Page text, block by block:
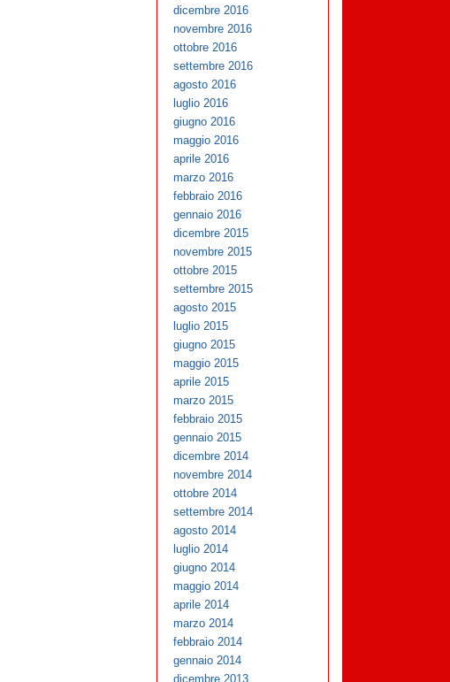
dicembre 2016
novembre 2016
ottobre 2016
settembre 2016
agosto 2016
luglio 2016
giugno 2016
maggio 2016
aprile 2016
marzo 2016
febbraio 2016
gennaio 2016
dicembre 2015
novembre 2015
ottobre 2015
settembre 2015
agosto 2015
luglio 2015
giugno 2015
maggio 2015
aprile 2015
marzo 2015
febbraio 2015
gennaio 2015
dicembre 2014
novembre 2014
ottobre 2014
settembre 2014
agosto 2014
luglio 2014
giugno 2014
maggio 2014
aprile 2014
marzo 2014
febbraio 2014
gennaio 2014
dicembre 2013